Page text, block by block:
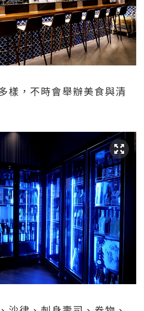
樣，不時會舉辦美食與清